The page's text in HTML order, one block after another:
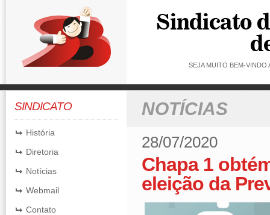
SEJA MUITO BEM-
SINDICATO
História
Diretoria
Notícias
Webmail
Contato
NOTÍCIAS
28/07/2020
Chapa 1
eleição da